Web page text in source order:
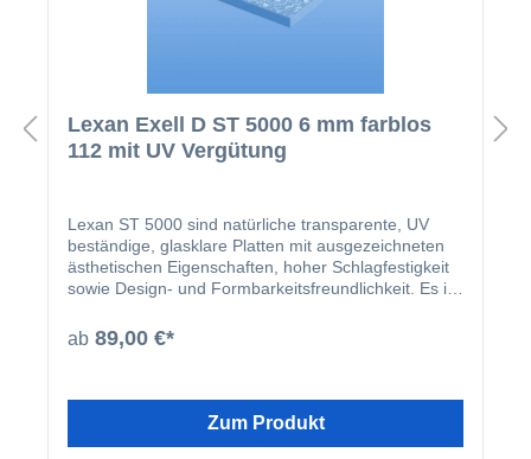
Lexan Exell D ST 5000 6 mm farblos
112 mit UV Vergütung
Lexan ST 5000 sind natürliche transparente, UV
beständige, glasklare Platten mit ausgezeichneten
ästhetischen Eigenschaften, hoher Schlagfestigkeit
sowie Design- und Formbarkeitsfreundlichkeit. Es ist
seiner ausgezeichneten optischen Eigenschaften
und seiner besonders hohen
ab 89,00 €*
Zum Produkt